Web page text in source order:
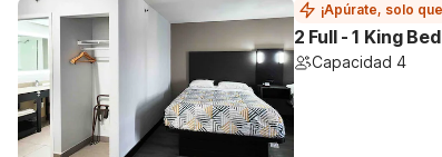
¡Apúrate, solo
2 Full - 1 King
Capacidad 4